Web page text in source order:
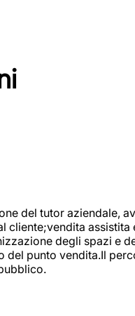
del tutor
degli spazi e
punto vendita.Il